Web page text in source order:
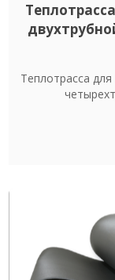
Теплотрасса